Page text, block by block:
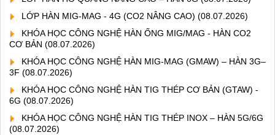
LỚP HÀN MIG-MAG - 4G (CO2 NÂNG CAO) (08.07.2026)
KHÓA HỌC CÔNG NGHỆ HÀN ỐNG MIG/MAG - HÀN CO2
CƠ BẢN (08.07.2026)
KHÓA HỌC CÔNG NGHỆ HÀN MIG-MAG (GMAW) – HÀN 3G–
3F (08.07.2026)
KHÓA HỌC CÔNG NGHỆ HÀN TIG THÉP CƠ BẢN (GTAW) -
6G (08.07.2026)
KHÓA HỌC CÔNG NGHỆ HÀN TIG THÉP INOX – HÀN 5G/6G
(08.07.2026)